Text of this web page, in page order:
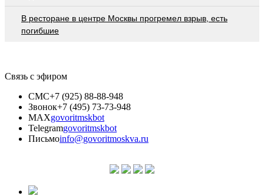
В ресторане в центре Москвы прогремел взрыв, есть
погибшие
Связь с эфиром
СМС+7 (925) 88-88-948
Звонок+7 (495) 73-73-948
MAXgovoritmskbot
Telegramgovoritmskbot
Письмоinfo@govoritmoskva.ru